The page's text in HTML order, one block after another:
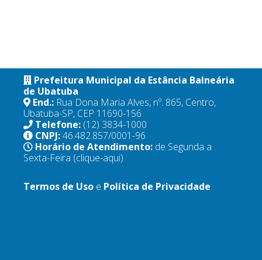
Prefeitura Municipal da Estância Balneária
de Ubatuba
End.: Rua Dona Maria Alves, nº. 865, Centro,
Ubatuba-SP, CEP 11690-156
Telefone: (12) 3834-1000
CNPJ:46.482.857/0001-96
Horário de Atendimento: de Segunda a
Sexta-Feira (clique-aqui)
Termos de Uso e Política de Privacidade